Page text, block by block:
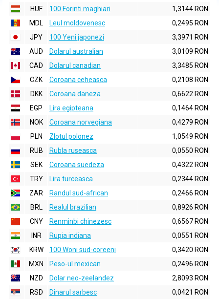
HUF
100 Forinti maghiari
1,3144 RON
MDL
Leul moldovenesc
0,2495 RON
JPY
100 Yeni japonezi
3,3971 RON
AUD
Dolarul australian
3,0109 RON
CAD
Dolarul canadian
3,3485 RON
CZK
Coroana ceheasca
0,2108 RON
DKK
Coroana daneza
0,6622 RON
EGP
Lira egipteana
0,1464 RON
NOK
Coroana norvegiana
0,4279 RON
PLN
Zlotul polonez
1,0549 RON
RUB
Rubla ruseasca
0,0550 RON
SEK
Coroana suedeza
0,4322 RON
TRY
Lira turceasca
0,2344 RON
ZAR
Randul sud-african
0,2466 RON
BRL
Realul brazilian
0,8926 RON
CNY
Renminbi chinezesc
0,6567 RON
INR
Rupia indiana
0,0551 RON
KRW
100 Woni sud-coreeni
0,3420 RON
MXN
Peso-ul mexican
0,2496 RON
NZD
Dolar neo-zeelandez
2,8093 RON
RSD
Dinarul sarbesc
0,0421 RON